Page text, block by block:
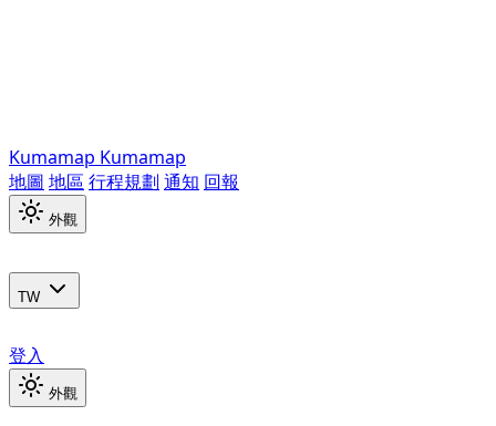
Kumamap Kumamap
地圖 地區 行程規劃 通知 回報
外觀
TW
登入
外觀